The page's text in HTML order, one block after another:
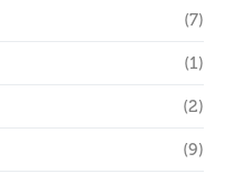
(7)
(1)
(2)
(9)